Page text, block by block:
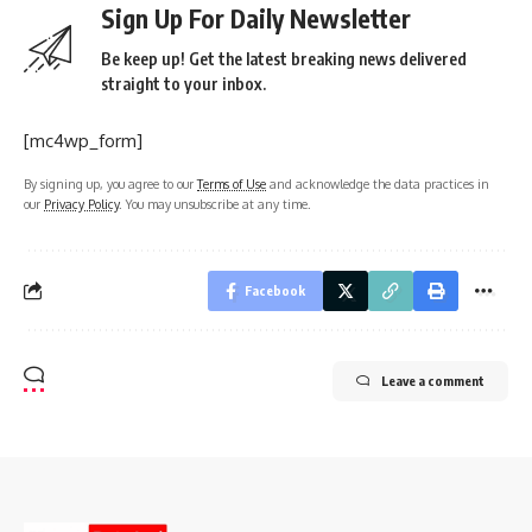
Sign Up For Daily Newsletter
Be keep up! Get the latest breaking news delivered
straight to your inbox.
[mc4wp_form]
By signing up, you agree to ourTerms of Use and acknowledge the data practices in
our Privacy Policy. You may unsubscribe at any time.
Facebook
Leave a comment